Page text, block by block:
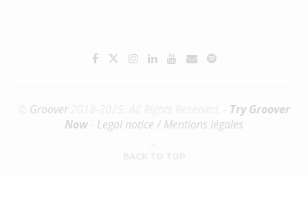
Groover2018-2025. All Rights Reserved. - Try Groover
Now
Legal notice / Mentions légales